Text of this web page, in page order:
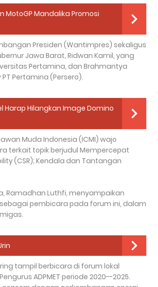
MotoGP Mandalika Promosi
Presiden (Wantimpres) sekaligus
Jawa Barat, Ridwan Kamil, yang
Pertamina, dan Brahmantya
Pertamina (Persero).
Harap Hilangkan Image Domino
Muda Indonesia (ICMI) wajo
terkait topik berjudul Mempercepat
(CSR); Kendala dan Tantangan
Ramadhan Luthfi, menyampaikan
pembicara pada forum ini, dalam
tampil berbicara di forum lokal
ADPMET periode 2020--2025.